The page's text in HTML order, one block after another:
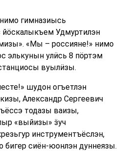
гимназиысь
Удмуртилэн
«Мы – россияне!» нимо
элькунын улӥсь 8 пӧртэм
вуылӥзы.
шудон огъетлэн
Александр Сергеевич
тодазы ваизы,
«выйизы» ӟуч
инструментъёслэн,
бигер сиён-юонлэн дуннеязы.